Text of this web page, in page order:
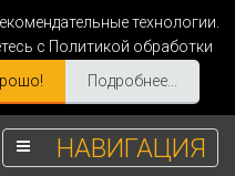
технологии.
с Политикой обработки
Подробнее...
НАВИГАЦИЯ